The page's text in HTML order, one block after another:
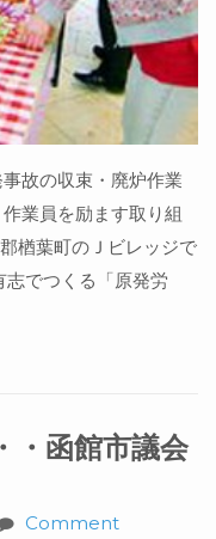
故の収束・廃炉作業
業員を励ます取り組
楢葉町のＪビレッジで
でつくる「原発労
・函館市議会
Comment